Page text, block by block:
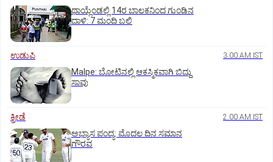
ಥಾಯ್ಲೆಂಡಲ್ಲಿ 14ರ ಬಾಲಕನಿಂದ ಗುಂಡಿನ
ದಾಳಿ: 7 ಮಂದಿ ಬಲಿ
ಉಡುಪಿ 3:00 AM IST
Malpe: ಬೋಟಿನಲ್ಲಿ ಆಕಸ್ಮಿಕವಾಗಿ ಬಿದ್ದು
ಸಾವು
ಕ್ರೀಡೆ 2:00 AM IST
ಅಭ್ಯಾಸ ಪಂದ್ಯ: ಮೊದಲ ದಿನ ಸಮಾನ
ಗೌರವ